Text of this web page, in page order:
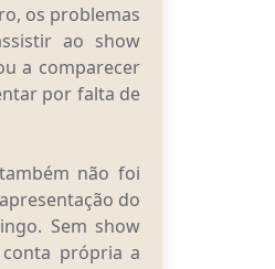
os problemas
ao show
a comparecer
por falta de
não foi
do
Sem show
própria a